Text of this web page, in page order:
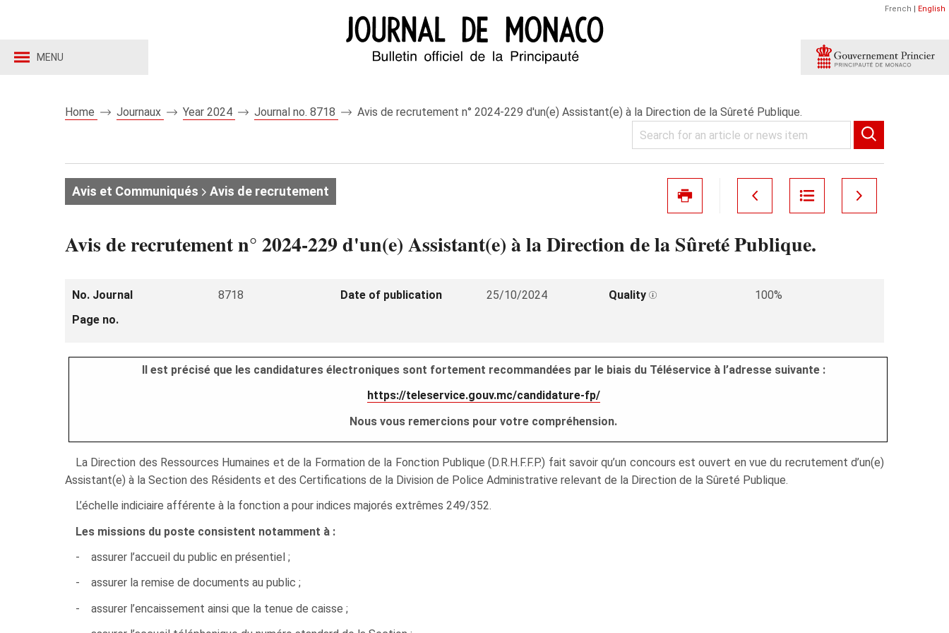
MENU
French | English
Home Journaux Year 2024 Journal no. 8718 Avis de recrutement n° 2024-229 d'un(e) Assistant(e) à la Direction de la Sûreté Publique.
Avis et Communiqués Avis de recrutement
Avis de recrutement n° 2024-229 d'un(e) Assistant(e) à la Direction de la Sûreté Publique.
No. Journal 8718 Date of publication 25/10/2024 Quality
100%
Page no.
Il est précisé que les candidatures électroniques sont fortement recommandées par le biais du Téléservice à l’adresse suivante :
https://teleservice.gouv.mc/candidature-fp/
Nous vous remercions pour votre compréhension.
La Direction des Ressources Humaines et de la Formation de la Fonction Publique (D.R.H.F.F.P.) fait savoir qu’un concours est ouvert en vue du recrutement d’un(e)
Assistant(e) à la Section des Résidents et des Certifications de la Division de Police Administrative relevant de la Direction de la Sûreté Publique.
L’échelle indiciaire afférente à la fonction a pour indices majorés extrêmes 249/352.
Les missions du poste consistent notamment à :
- assurer l’accueil du public en présentiel ;
- assurer la remise de documents au public ;
- assurer l’encaissement ainsi que la tenue de caisse ;